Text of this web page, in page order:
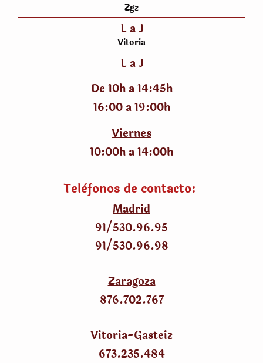
Zgz
L a J
Vitoria
L a J
De 10h a 14:45h
16:00 a 19:00h
Viernes
10:00h a 14:00h
Telèfonos de contacto:
Madrid
91/530.96.95
91/530.96.98
Zaragoza
876.702.767
Vitoria-Gasteiz
673.235.484